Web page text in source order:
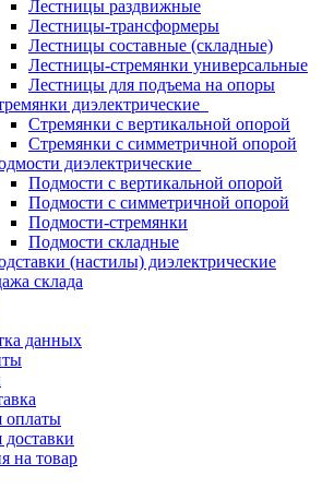
Лестницы раздвижные
Лестницы-трансформеры
Лестницы составные (складные)
Лестницы-стремянки универсальные
Лестницы для подъема на опоры
диэлектрические
Стремянки с вертикальной опорой
Стремянки с симметричной опорой
диэлектрические
Подмости с вертикальной опорой
Подмости с симметричной опорой
Подмости-стремянки
Подмости складные
(настилы) диэлектрические
склада
данных
оплаты
доставки
на товар